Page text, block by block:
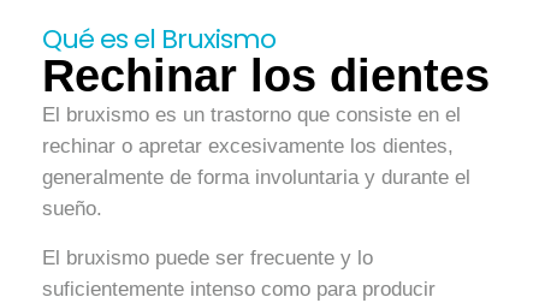
Qué es el Bruxismo
Rechinar los dientes
El bruxismo es un trastorno que consiste en el
rechinar o apretar excesivamente los dientes,
generalmente de forma involuntaria y durante el
sueño.
El bruxismo puede ser frecuente y lo
suficientemente intenso como para producir